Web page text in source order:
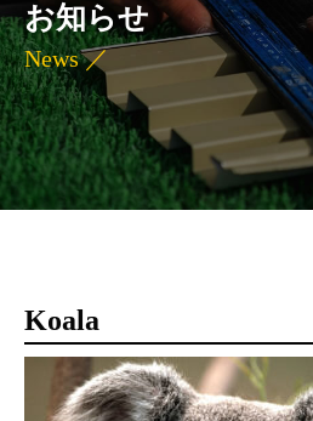
お知らせ
News ／
Koala